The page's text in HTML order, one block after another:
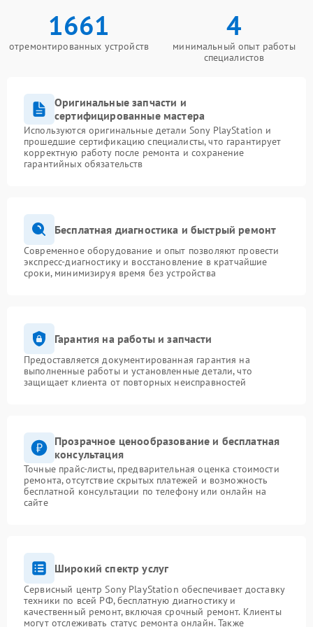
1661
отремонтированных устройств
4
минимальный опыт работы
специалистов
Оригинальные запчасти и
сертифицированные мастера
Используются оригинальные детали Sony PlayStation и
прошедшие сертификацию специалисты, что гарантирует
корректную работу после ремонта и сохранение
гарантийных обязательств
Бесплатная диагностика и быстрый ремонт
Современное оборудование и опыт позволяют провести
экспресс-диагностику и восстановление в кратчайшие
сроки, минимизируя время без устройства
Гарантия на работы и запчасти
Предоставляется документированная гарантия на
выполненные работы и установленные детали, что
защищает клиента от повторных неисправностей
Прозрачное ценообразование и бесплатная
консультация
Точные прайс-листы, предварительная оценка стоимости
ремонта, отсутствие скрытых платежей и возможность
бесплатной консультации по телефону или онлайн на
сайте
Широкий спектр услуг
Сервисный центр Sony PlayStation обеспечивает доставку
техники по всей РФ, бесплатную диагностику и
качественный ремонт, включая срочный ремонт. Клиенты
могут отслеживать статус ремонта онлайн. Также